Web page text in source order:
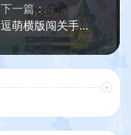
下一篇：
逗萌横版闯关手游【龙之岛战纪】最新整理Win一键即玩服务端+GM工具